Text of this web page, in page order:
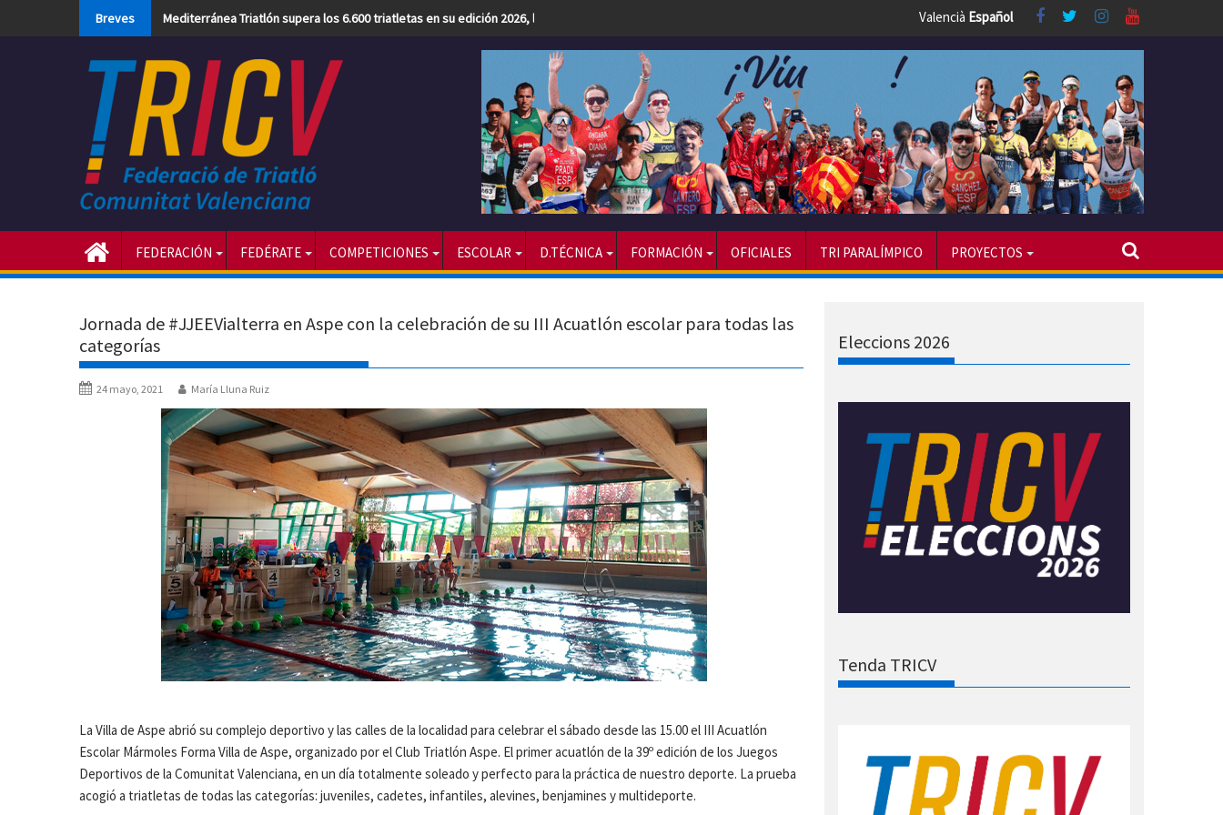
Breves Mediterránea Triatlón supera los 6.600 triatletas en su edición 2026, la más numerosa hasta la fecha Valencià Español
FEDERACIÓN FEDÉRATE COMPETICIONES ESCOLAR D.TÉCNICA FORMACIÓN OFICIALES TRI PARALÍMPICO PROYECTOS
Jornada de #JJEEVialterra en Aspe con la celebración de su III Acuatlón escolar para todas las
categorías
24 mayo, 2021 María Lluna Ruiz
La Villa de Aspe abrió su complejo deportivo y las calles de la localidad para celebrar el sábado desde las 15.00 el III Acuatlón
Escolar Mármoles Forma Villa de Aspe, organizado por el Club Triatlón Aspe. El primer acuatlón de la 39º edición de los Juegos
Deportivos de la Comunitat Valenciana, en un día totalmente soleado y perfecto para la práctica de nuestro deporte. La prueba
acogió a triatletas de todas las categorías: juveniles, cadetes, infantiles, alevines, benjamines y multideporte.
Eleccions 2026
Tenda TRICV